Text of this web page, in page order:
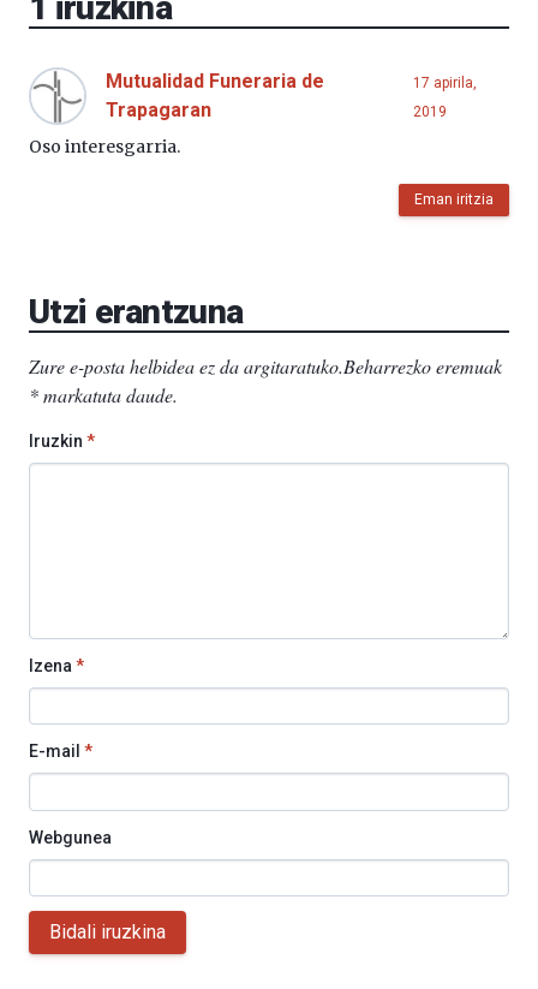
Mutualidad Funeraria de
Trapagaran
17 apirila,
2019
Oso interesgarria.
Eman iritzia
Utzi erantzuna
Zure e-posta helbidea ez da argitaratuko.Beharrezko eremuak
*markatuta daude.
Iruzkin *
Izena *
E-mail *
Webgunea
Bidali iruzkina